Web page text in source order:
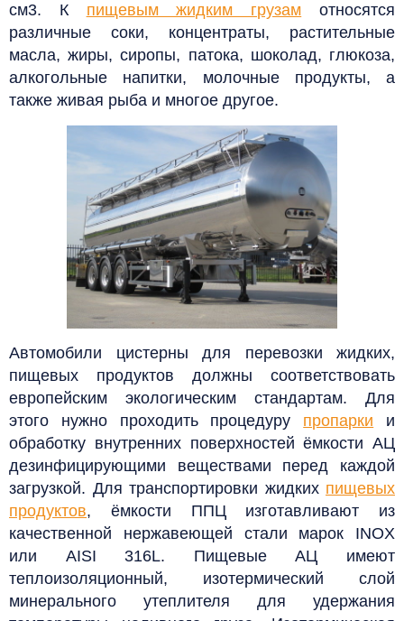
см3. К пищевым жидким грузам относятся
различные соки, концентраты, растительные
масла, жиры,сиропы, патока, шоколад, глюкоза,
алкогольные напитки, молочные продукты, а
также живая рыба и многое другое.
Автомобили цистерны для перевозки жидких,
пищевых продуктов должны соответствовать
европейским экологическим стандартам. Для
этого нужно проходить процедуру пропарки и
обработку внутренних поверхностей ёмкости АЦ
дезинфицирующими веществами перед каждой
загрузкой. Для транспортировки жидких пищевых
продуктов, ёмкости ППЦ изготавливают из
качественной нержавеющей стали марок INOX
или AISI 316L. Пищевые АЦ имеют
теплоизоляционный, изотермический слой
минерального утеплителя для удержания